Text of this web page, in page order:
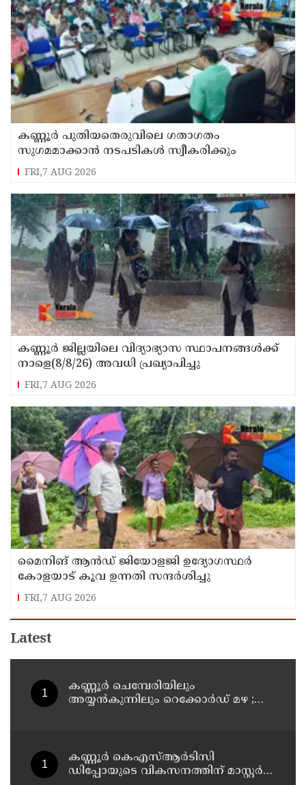
കണ്ണൂർ പുതിയതെരുവിലെ ഗതാഗതം
സുഗമമാക്കാന്‍ നടപടികള്‍ സ്വീകരിക്കും
FRI,7 AUG 2026
കണ്ണൂർ ജില്ലയിലെ വിദ്യാഭ്യാസ സ്ഥാപനങ്ങള്‍ക്ക്
നാളെ(8/8/26) അവധി പ്രഖ്യാപിച്ചു
FRI,7 AUG 2026
മൈനിങ് ആൻഡ്​ ജിയോളജി ഉദ്യോഗസ്ഥർ
കോളയാട് കൂവ ഉന്നതി സന്ദർശിച്ചു
FRI,7 AUG 2026
Latest
കണ്ണൂർ ചെമ്പേരിയിലും
അയ്യൻകുന്നിലും റെക്കോർഡ് മഴ ;
കണ്ണൂർ കെഎസ്ആർടിസി
ഡിപ്പോയുടെ വികസനത്തിന് മാസ്റ്റർ